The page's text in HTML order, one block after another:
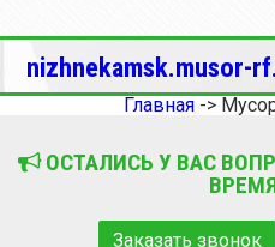
nizhnekamsk.musor-
Главная ->
ОСТАЛИСЬ У ВАС
Заказать звонок